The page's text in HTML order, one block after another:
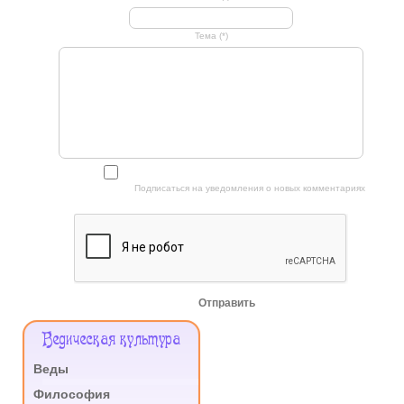
Тема (*)
Подписаться на уведомления о новых комментариях
Отправить
Меню
Ведическая культура
Веды
Философия